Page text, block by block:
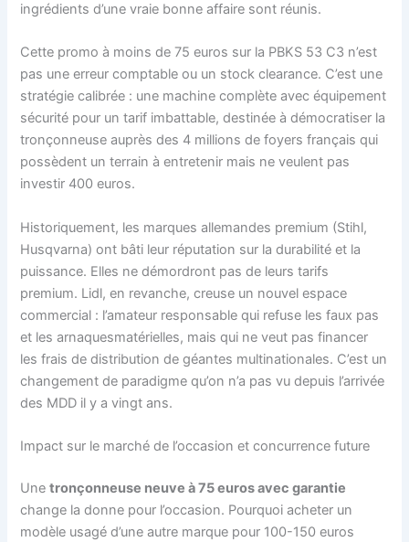
ingrédients d’une vraie bonne affaire sont réunis.
Cette promo à moins de 75 euros sur la PBKS 53 C3 n’est
pas une erreur comptable ou un stock clearance. C’est une
stratégie calibrée : une machine complète avec équipement
sécurité pour un tarif imbattable, destinée à démocratiser la
tronçonneuse auprès des 4 millions de foyers français qui
possèdent un terrain à entretenir mais ne veulent pas
investir 400 euros.
Historiquement, les marques allemandes premium (Stihl,
Husqvarna) ont bâti leur réputation sur la durabilité et la
puissance. Elles ne démordront pas de leurs tarifs
premium. Lidl, en revanche, creuse un nouvel espace
commercial : l’amateur responsable qui refuse les faux pas
et les arnaquesmatérielles, mais qui ne veut pas financer
les frais de distribution de géantes multinationales. C’est un
changement de paradigme qu’on n’a pas vu depuis l’arrivée
des MDD il y a vingt ans.
Impact sur le marché de l’occasion et concurrence future
Unetronçonneuse neuve à 75 euros avec garantie
change la donne pour l’occasion. Pourquoi acheter un
modèle usagé d’une autre marque pour 100-150 euros